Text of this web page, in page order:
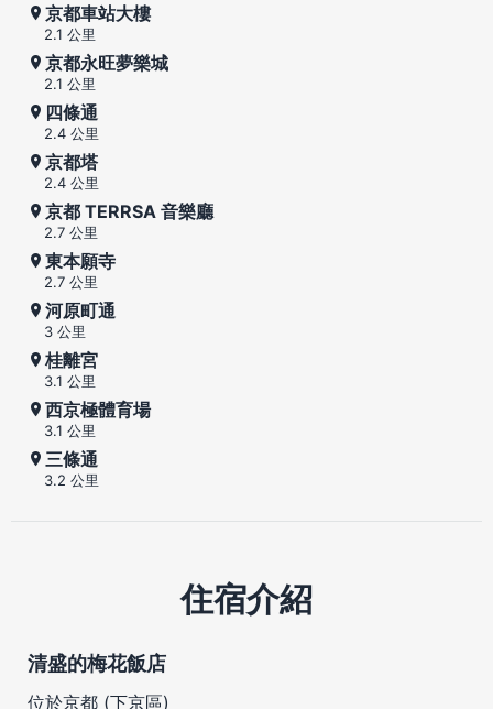
京都車站大樓
2.1 公里
京都永旺夢樂城
2.1 公里
四條通
2.4 公里
京都塔
2.4 公里
京都 TERRSA 音樂廳
2.7 公里
東本願寺
2.7 公里
河原町通
3 公里
桂離宮
3.1 公里
西京極體育場
3.1 公里
三條通
3.2 公里
住宿介紹
清盛的梅花飯店
位於京都 (下京區)